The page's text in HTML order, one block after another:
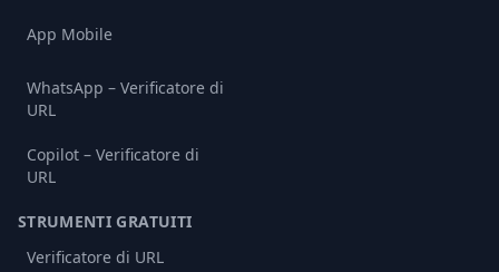
App Mobile
WhatsApp – Verificatore di
URL
Copilot – Verificatore di
URL
STRUMENTI GRATUITI
Verificatore di URL